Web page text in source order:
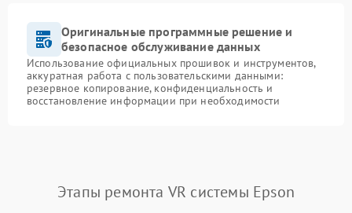
Оригинальные программные решение и
безопасное обслуживание данных
Использование официальных прошивок и инструментов,
аккуратная работа с пользовательскими данными:
резервное копирование, конфиденциальность и
восстановление информации при необходимости
Этапы ремонта VR системы Epson